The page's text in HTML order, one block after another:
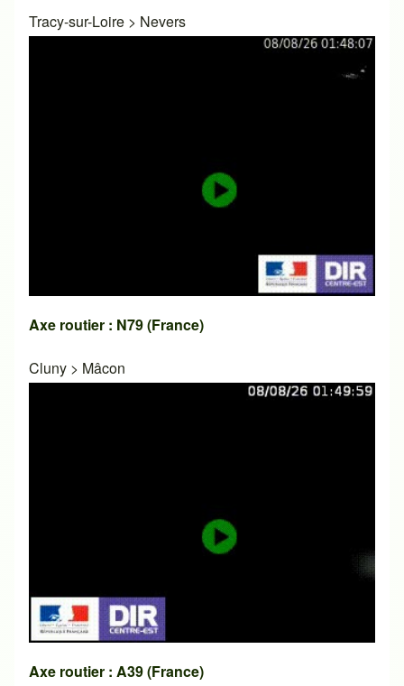
Tracy-sur-Loire > Nevers
Axe routier : N79 (France)
Cluny > Mâcon
Axe routier : A39 (France)